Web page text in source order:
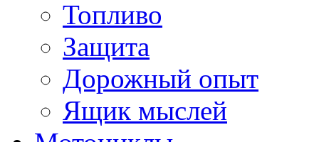
Топливо
Защита
Дорожный опыт
Ящик мыслей